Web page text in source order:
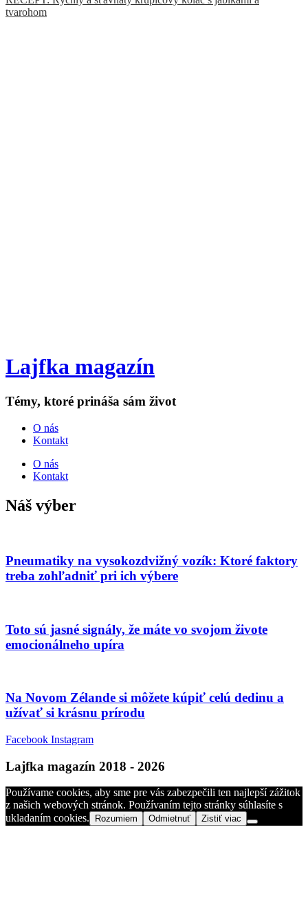
tvarohom
Lajfka magazín
Témy, ktoré prináša sám život
O nás
Kontakt
O nás
Kontakt
Náš výber
Pneumatiky na vysokozdvižný vozík: Ktoré faktory
treba zohľadniť pri ich výbere
Toto sú jasné signály, že máte vo svojom živote
emocionálneho upíra
Na Novom Zélande si môžete kúpiť celú dedinu a
užívať si krásnu prírodu
Facebook Instagram
Lajfka magazín 2018 - 2026
Používame cookies, aby sme pre vás zabezpečili ten najlepší zážitok
z našich webových stránok. Používaním tejto stránky súhlasíte s
ukladaním cookies.
Rozumiem Odmietnuť Zistiť viac